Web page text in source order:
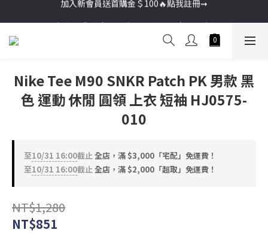
加入新會員送首購金＄100🔥點我註冊➞
🚚超商取貨滿＄2000免運／宅配滿＄3000免運
加入新會員送首購金＄100🔥點我註冊➞
Nike Tee M90 SNKR Patch PK 男款 黑
色 運動 休閒 圓領 上衣 短袖 HJ0575-
010
至10/31 16:00截止全店，滿 $3,000「宅配」免運費！
至10/31 16:00截止全店，滿 $2,000「超取」免運費！
NT$1,280
NT$851